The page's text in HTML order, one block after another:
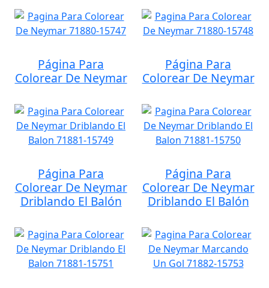
Página Para
Colorear De Neymar
Página Para
Colorear De Neymar
Página Para
Colorear De Neymar
Driblando El Balón
Página Para
Colorear De Neymar
Driblando El Balón